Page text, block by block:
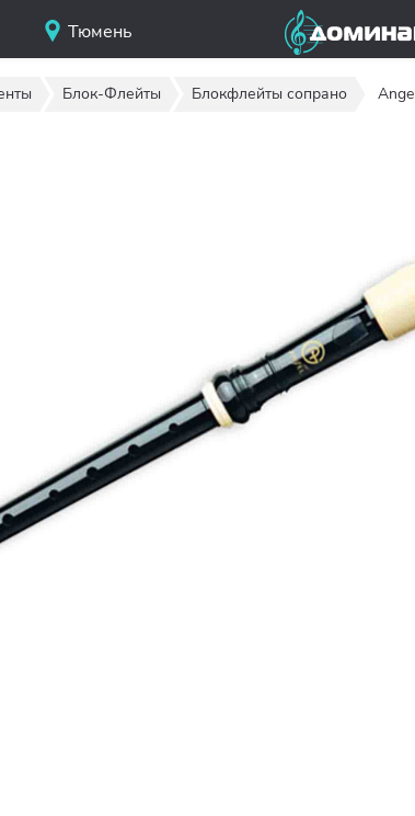
Тюмень
Блок-Флейты Блокфлейты сопрано